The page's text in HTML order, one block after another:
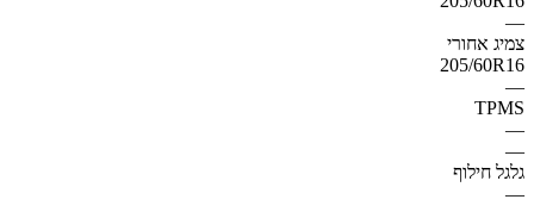
—
צמיג אחורי
205/60R16
—
TPMS
—
—
גלגל חילוף
—